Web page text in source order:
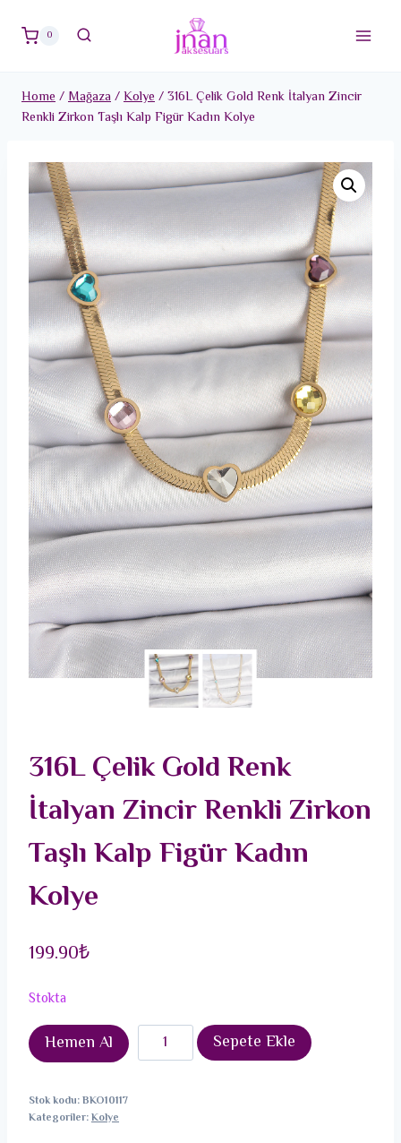
0
Home/Mağaza/Kolye/316L Çelik Gold Renk İtalyan Zincir
Renkli Zirkon Taşlı Kalp Figür Kadın Kolye
316L Çelik Gold Renk
İtalyan Zincir Renkli Zirkon
Taşlı Kalp Figür Kadın
Kolye
199.90₺
Stokta
Hemen Al
316L
Çelik
Sepete Ekle
Stok kodu:BKO10117
Kategoriler:Kolye